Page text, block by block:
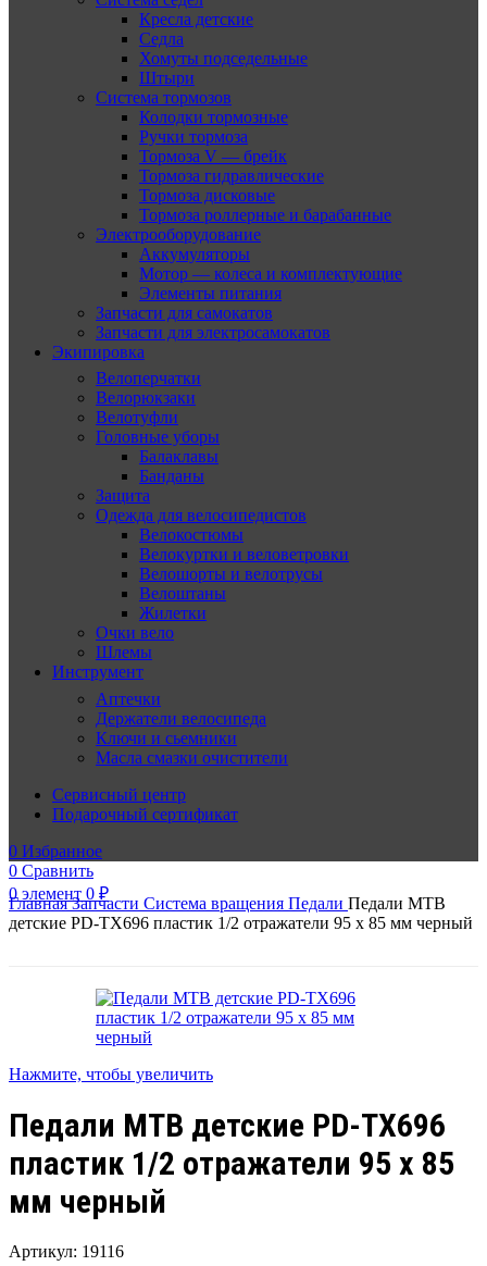
Кресла детские
Седла
Хомуты подседельные
Штыри
Система тормозов
Колодки тормозные
Ручки тормоза
Тормоза V — брейк
Тормоза гидравлические
Тормоза дисковые
Тормоза роллерные и барабанные
Электрооборудование
Аккумуляторы
Мотор — колеса и комплектующие
Элементы питания
Запчасти для самокатов
Запчасти для электросамокатов
Экипировка
Велоперчатки
Велорюкзаки
Велотуфли
Головные уборы
Балаклавы
Банданы
Защита
Одежда для велосипедистов
Велокостюмы
Велокуртки и веловетровки
Велошорты и велотрусы
Велоштаны
Жилетки
Очки вело
Шлемы
Инструмент
Аптечки
Держатели велосипеда
Ключи и сьемники
Масла смазки очистители
Сервисный центр
Подарочный сертификат
0 Избранное
0 Сравнить
0элемент 0 ₽
ГлавнаяЗапчасти Система вращения Педали Педали МТВ
детские PD-TX696 пластик 1/2 отражатели 95 х 85 мм черный
Нажмите, чтобы увеличить
Педали МТВ детские PD-TX696
пластик 1/2 отражатели 95 х 85
мм черный
Артикул: 19116